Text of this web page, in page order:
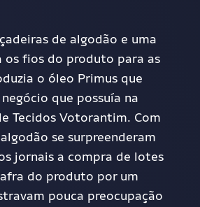
de algodão e uma
os fios do produto para as
o óleo Primus que
que possuía na
Tecidos Votorantim. Com
se surpreenderam
jornais a compra de lotes
do produto por um
pouca preocupação